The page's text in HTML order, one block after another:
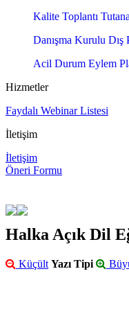
Kalite Toplantı
Danışma Kurulu Dış
Acil Durum Eylem
Hizmetler
Faydalı Webinar Listesi
İletişim
İletişim
Öneri Formu
Halka Açık Dil
Küçült Yazı Tipi